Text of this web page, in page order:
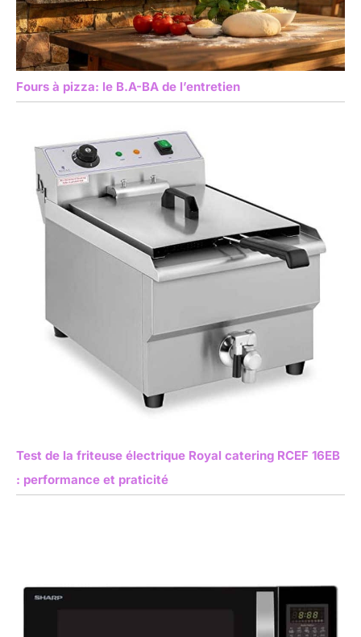
Fours à pizza: le B.A-BA de l’entretien
Test de la friteuse électrique Royal catering RCEF 16EB
: performance et praticité